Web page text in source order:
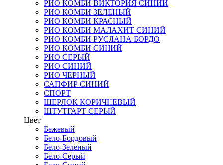
РИО КОМБИ ВИКТОРИЯ СИНИЙ
РИО КОМБИ ЗЕЛЕНЫЙ
РИО КОМБИ КРАСНЫЙ
РИО КОМБИ МАЛАХИТ СИНИЙ
РИО КОМБИ РУСЛАНА БОРДО
РИО КОМБИ СИНИЙ
РИО СЕРЫЙ
РИО СИНИЙ
РИО ЧЕРНЫЙ
САПФИР СИНИЙ
СПОРТ
ШЕРЛОК КОРИЧНЕВЫЙ
ШТУТГАРТ СЕРЫЙ
Цвет
Бежевый
Бело-Бордовый
Бело-Зеленый
Бело-Серый